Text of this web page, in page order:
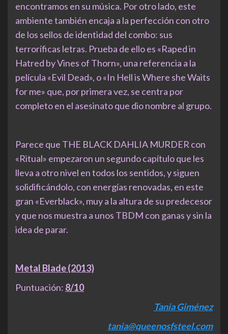
encontramos en su música. Por otro lado, este
ambiente también encaja a la perfección con otro
de los sellos de identidad del combo: sus
terroríficas letras. Prueba de ello es «Raped in
Hatred by Vines of Thorn», una referencia a la
película «Evil Dead», o «In Hell is Where she Waits
for me» que, por primera vez, se centra por
completo en el asesinato que dio nombre al grupo.
Parece que THE BLACK DAHLIA MURDER con
«Ritual» empezaron un segundo capítulo que les
lleva a otro nivel en todos los sentidos, y siguen
solidificándolo, con energías renovadas, en este
gran «Everblack», muy a la altura de su predecesor
y que nos muestra a unos TBDM con ganas y sin la
idea de parar.
Metal Blade (2013)
Puntuación: 8/10
Tania Giménez
tania@queenosfsteel.com